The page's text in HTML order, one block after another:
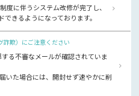
度に伴うシステム改修が完了し、
きるようになっております。
詐欺）にご注意ください
る不審なメールが確認されていま
いた場合には、開封せず速やかに削